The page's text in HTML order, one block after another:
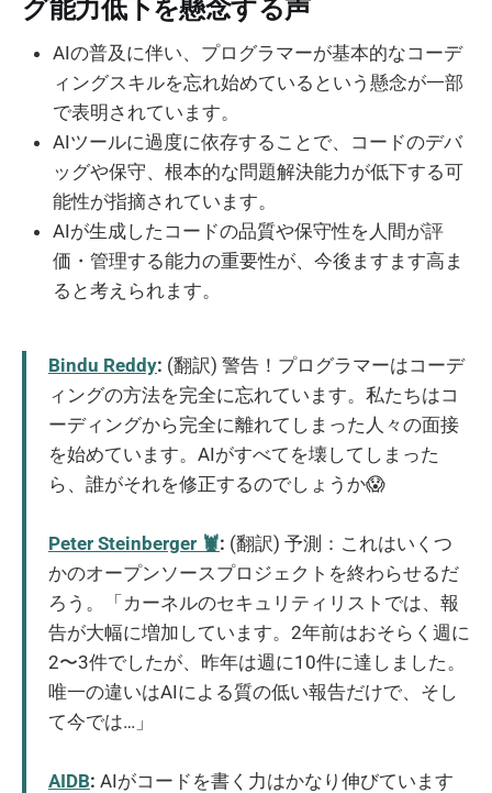
グ能力低下を懸念する声
AIの普及に伴い、プログラマーが基本的なコーデ
ィングスキルを忘れ始めているという懸念が一部
で表明されています。
AIツールに過度に依存することで、コードのデバ
ッグや保守、根本的な問題解決能力が低下する可
能性が指摘されています。
AIが生成したコードの品質や保守性を人間が評
価・管理する能力の重要性が、今後ますます高ま
ると考えられます。
Bindu Reddy: (翻訳) 警告！プログラマーはコーデ
ィングの方法を完全に忘れています。私たちはコ
ーディングから完全に離れてしまった人々の面接
を始めています。AIがすべてを壊してしまった
ら、誰がそれを修正するのでしょうか😱
Peter Steinberger 🦞: (翻訳) 予測：これはいくつ
かのオープンソースプロジェクトを終わらせるだ
ろう。「カーネルのセキュリティリストでは、報
告が大幅に増加しています。2年前はおそらく週に
2〜3件でしたが、昨年は週に10件に達しました。
唯一の違いはAIによる質の低い報告だけで、そし
て今では…」
AIDB: AIがコードを書く力はかなり伸びています